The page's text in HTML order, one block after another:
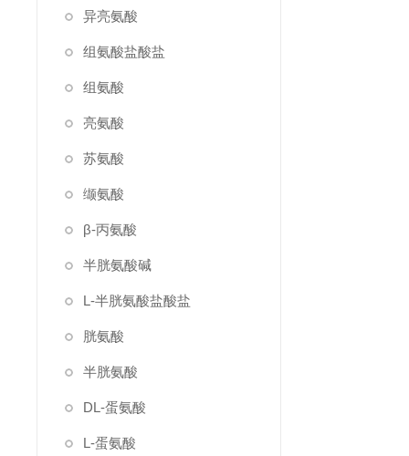
异亮氨酸
组氨酸盐酸盐
组氨酸
亮氨酸
苏氨酸
缬氨酸
β-丙氨酸
半胱氨酸碱
L-半胱氨酸盐酸盐
胱氨酸
半胱氨酸
DL-蛋氨酸
L-蛋氨酸